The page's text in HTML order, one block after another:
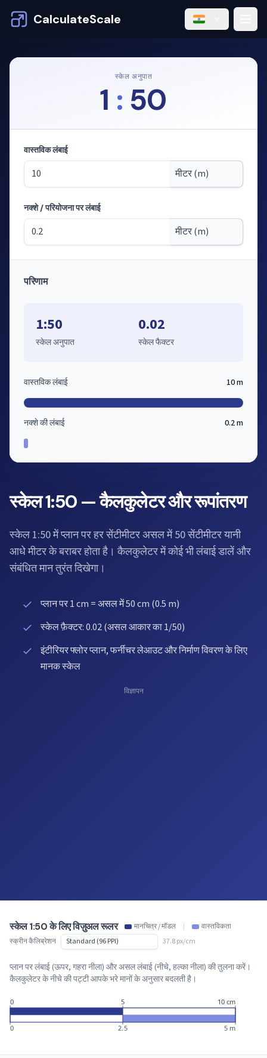
CalculateScale
स्केल 1:50 — कैलकुलेटर और रूपांतरण
स्केल 1:50 में प्लान पर हर सेंटीमीटर असल में 50 सेंटीमीटर यानी
आधे मीटर के बराबर होता है। कैलकुलेटर में कोई भी लंबाई डालें और
संबंधित मान तुरंत दिखेगा।
प्लान पर 1 cm = असल में 50 cm (0.5 m)
स्केल फ़ैक्टर: 0.02 (असल आकार का 1/50)
इंटीरियर फ्लोर प्लान, फर्नीचर लेआउट और निर्माण विवरण के लिए
मानक स्केल
स्केल अनुपात
1 : 50
मोड: स्केल से लंबाई की गणना
वास्तविक लंबाई
नक्शे / परियोजना पर लंबाई
परिणाम
1:50
स्केल अनुपात
0.02
स्केल फैक्टर
वास्तविक लंबाई 10 m
नक्शे की लंबाई 0.2 m
विज्ञापन
स्केल 1:50 के लिए विज़ुअल रूलर मानचित्र / मॉडल |
वास्तविकता
स्क्रीन कैलिब्रेशन
37.8 px/cm
प्लान पर लंबाई (ऊपर, गहरा नीला) और असल लंबाई (नीचे, हल्का नीला) की तुलना करें।
कैलकुलेटर के नीचे की पट्टी आपके भरे मानों के अनुसार बदलती है।
0
0
5
2.5
10 cm
5 m